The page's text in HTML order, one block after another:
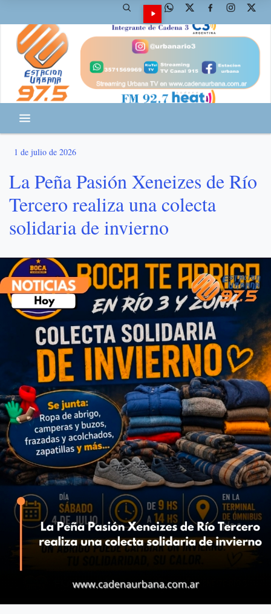
1 de julio de 2026
La Peña Pasión Xeneizes de Río
Tercero realiza una colecta
solidaria de invierno